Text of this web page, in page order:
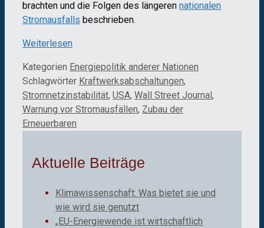
brachten und die Folgen des längeren nationalen
Stromausfalls beschrieben.
Weiterlesen
Kategorien Energiepolitik anderer Nationen
Schlagwörter Kraftwerksabschaltungen,
Stromnetzinstabilität, USA, Wall Street Journal,
Warnung vor Stromausfällen, Zubau der
Erneuerbaren
Aktuelle Beiträge
Klimawissenschaft: Was bietet sie und
wie wird sie genutzt
„EU-Energiewende ist wirtschaftlich